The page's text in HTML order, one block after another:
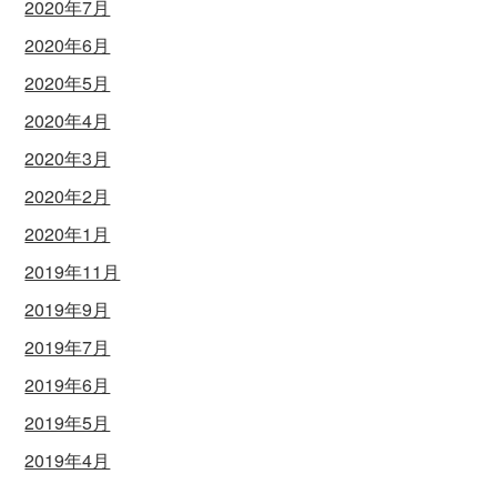
2020年7月
2020年6月
2020年5月
2020年4月
2020年3月
2020年2月
2020年1月
2019年11月
2019年9月
2019年7月
2019年6月
2019年5月
2019年4月